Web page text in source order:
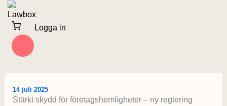
Logga in
Hoppa
innehåll
14 juli 2025
Stärkt skydd för företagshemligheter – ny reglering